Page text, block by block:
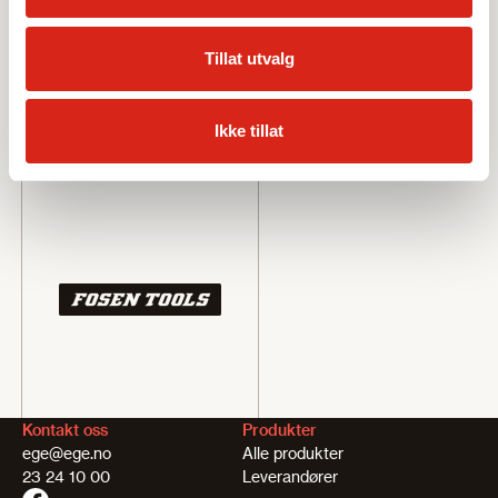
Tillat utvalg
Ikke tillat
Kontakt oss
ege@ege.no
23 24 10 00
Produkter
Alle produkter
Leverandører